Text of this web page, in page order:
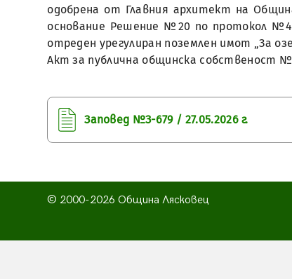
одобрена от Главния архитект на
основание Решение №20 по протокол №4
отреден урегулиран поземлен имот „За
Акт за публична общинска собственост
Заповед №З-679 / 27.05.2026 г.
© 2000-2026 Община Лясковец